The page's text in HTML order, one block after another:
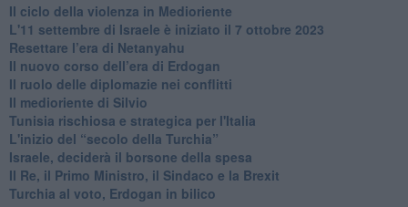
Il ciclo della violenza in Medioriente
L'11 settembre di Israele è iniziato il 7 ottobre 2023
Resettare l’era di Netanyahu
​Il nuovo corso dell’era di Erdogan
Il ruolo delle diplomazie nei conflitti
Il medioriente di Silvio
Tunisia rischiosa e strategica per l'Italia
L'inizio del “secolo della Turchia”
Israele, deciderà il borsone della spesa
Il Re, il Primo Ministro, il Sindaco e la Brexit
Turchia al voto, Erdogan in bilico